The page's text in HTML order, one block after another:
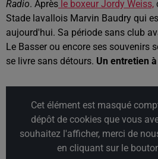
Radio. Après le boxeur Jordy Weiss,
Stade lavallois Marvin Baudry qui
aujourd'hui. Sa période sans club
Le Basser ou encore ses souvenirs
se livre sans détours. Un entretien
Cet élément est masqué
dépôt de cookies que vous
souhaitez l'afficher, merci de
en cliquant sur le